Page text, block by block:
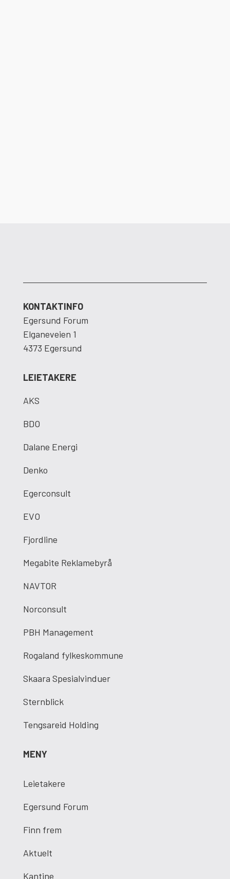
KONTAKTINFO
Egersund Forum
Elganeveien 1
4373 Egersund
LEIETAKERE
AKS
BDO
Dalane Energi
Denko
Egerconsult
EVO
Fjordline
Megabite Reklamebyrå
NAVTOR
Norconsult
PBH Management
Rogaland fylkeskommune
Skaara Spesialvinduer
Sternblick
Tengsareid Holding
MENY
Leietakere
Egersund Forum
Finn frem
Aktuelt
Kantine